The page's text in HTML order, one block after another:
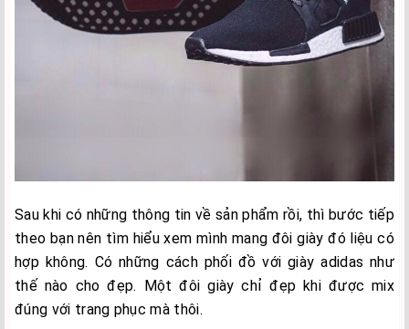
Sau khi có những thông tin về sản phẩm rồi, thì bước tiếp
theo bạn nên tìm hiểu xem mình mang đôi giày đó liệu có
hợp không. Có những cách phối đồ với giày adidas như
thế nào cho đẹp. Một đôi giày chỉ đẹp khi được mix
đúng với trang phục mà thôi.